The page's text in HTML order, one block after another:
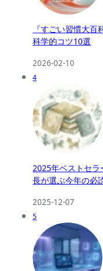
『すごい習慣大
科学的コツ10選
2026-02-10
4
2025年ベストセ
長が選ぶ今年の必
2025-12-07
5